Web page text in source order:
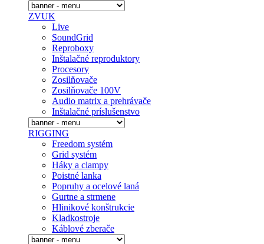
ZVUK
Live
SoundGrid
Reproboxy
Inštalačné reproduktory
Procesory
Zosilňovače
Zosilňovače 100V
Audio matrix a prehrávače
Inštalačné prí­slušenstvo
RIGGING
Freedom systém
Grid systém
Háky a clampy
Poistné lanka
Popruhy a ocelové laná
Gurtne a strmene
Hlinikové konštrukcie
Kladkostroje
Káblové zberače